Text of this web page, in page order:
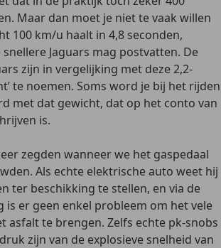
Maar dan moet je niet te vaak willen
100 km/u haalt in 4,8 seconden,
Jaguars mag postvatten. De
zijn in vergelijking met deze 2,2-
te noemen. Soms word je bij het rijden
met dat gewicht, dat op het conto van
is.
zegden wanneer we het gaspedaal
Als echte elektrische auto weet hij
ter beschikking te stellen, en via de
is er geen enkel probleem om het vele
asfalt te brengen. Zelfs echte pk-snobs
zijn van de explosieve snelheid van